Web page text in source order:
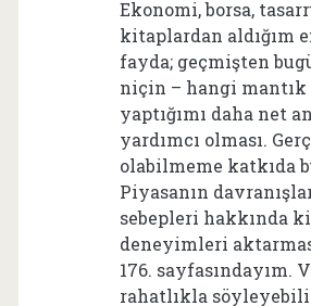
Ekonomi, borsa,
kitaplardan aldığım
fayda; geçmişten
niçin – hangi
yaptığımı daha net
yardımcı olması.
olabilmeme katkıda
Piyasanın
sebepleri hakkında
deneyimleri
176. sayfasındayım.
rahatlıkla